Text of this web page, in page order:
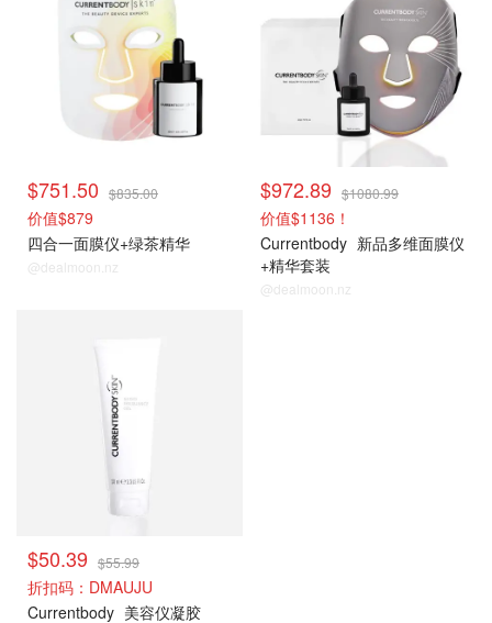
$751.50 $835.00
价值$879
四合一面膜仪+绿茶精华
@dealmoon.nz
$972.89 $1080.99
价值$1136！
Currentbody 新品多维面膜仪
+精华套装
@dealmoon.nz
$50.39 $55.99
折扣码：DMAUJU
Currentbody 美容仪凝胶